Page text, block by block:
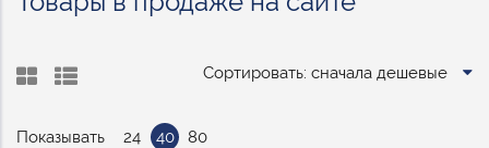
Сортировать: сначала дешевые
Показывать 24 40 80